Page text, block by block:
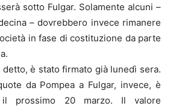
sotto Fulgar. Solamente alcuni –
– dovrebbero invece rimanere
in fase di costituzione da parte
è stato firmato già lunedì sera.
da Pompea a Fulgar, invece, è
il prossimo 20 marzo. Il valore